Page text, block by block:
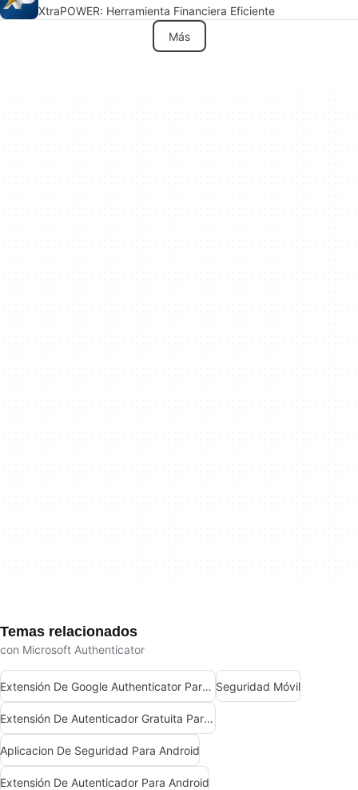
XtraPOWER: Herramienta Financiera Eficiente
Más
Temas relacionados
con Microsoft Authenticator
Extensión De Google Authenticator Para Android Seguridad Móvil
Extensión De Autenticador Gratuita Para Android
Aplicacion De Seguridad Para Android
Extensión De Autenticador Para Android